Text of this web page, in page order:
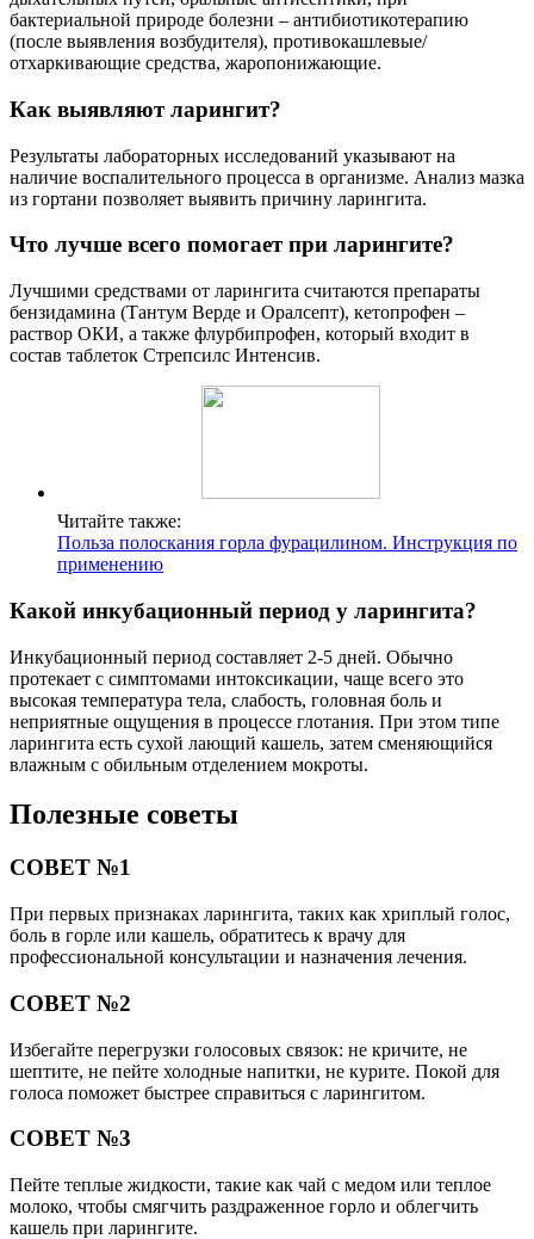
бактериальной природе болезни – антибиотикотерапию
(после выявления возбудителя), противокашлевые/
отхаркивающие средства, жаропонижающие.
Как выявляют ларингит?
Результаты лабораторных исследований указывают на
наличие воспалительного процесса в организме. Анализ мазка
из гортани позволяет выявить причину ларингита.
Что лучше всего помогает при ларингите?
Лучшими средствами от ларингита считаются препараты
бензидамина (Тантум Верде и Оралсепт), кетопрофен –
раствор ОКИ, а также флурбипрофен, который входит в
состав таблеток Стрепсилс Интенсив.
Читайте также:
Польза полоскания горла фурацилином. Инструкция по
применению
Какой инкубационный период у ларингита?
Инкубационный период составляет 2-5 дней. Обычно
протекает с симптомами интоксикации, чаще всего это
высокая температура тела, слабость, головная боль и
неприятные ощущения в процессе глотания. При этом типе
ларингита есть сухой лающий кашель, затем сменяющийся
влажным с обильным отделением мокроты.
Полезные советы
СОВЕТ №1
При первых признаках ларингита, таких как хриплый голос,
боль в горле или кашель, обратитесь к врачу для
профессиональной консультации и назначения лечения.
СОВЕТ №2
Избегайте перегрузки голосовых связок: не кричите, не
шептите, не пейте холодные напитки, не курите. Покой для
голоса поможет быстрее справиться с ларингитом.
СОВЕТ №3
Пейте теплые жидкости, такие как чай с медом или теплое
молоко, чтобы смягчить раздраженное горло и облегчить
кашель при ларингите.